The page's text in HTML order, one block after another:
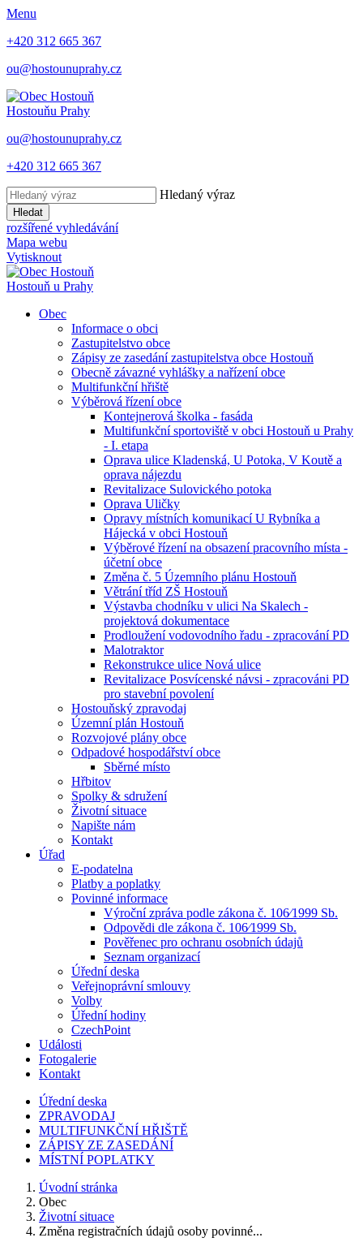
Menu
+420 312 665 367
ou@hostounuprahy.cz
Hostouňu Prahy
ou@hostounuprahy.cz
+420 312 665 367
Hledaný výraz
Hledat
rozšířené vyhledávání
Mapa webu
Vytisknout
Hostouň u Prahy
Obec
Informace o obci
Zastupitelstvo obce
Zápisy ze zasedání zastupitelstva obce Hostouň
Obecně závazné vyhlášky a nařízení obce
Multifunkční hřiště
Výběrová řízení obce
Kontejnerová školka - fasáda
Multifunkční sportoviště v obci Hostouň u Prahy
- I. etapa
Oprava ulice Kladenská, U Potoka, V Koutě a
oprava nájezdu
Revitalizace Sulovického potoka
Oprava Uličky
Opravy místních komunikací U Rybníka a
Hájecká v obci Hostouň
Výběrové řízení na obsazení pracovního místa -
účetní obce
Změna č. 5 Územního plánu Hostouň
Větrání tříd ZŠ Hostouň
Výstavba chodníku v ulici Na Skalech -
projektová dokumentace
Prodloužení vodovodního řadu - zpracování PD
Malotraktor
Rekonstrukce ulice Nová ulice
Revitalizace Posvícenské návsi - zpracováni PD
pro stavební povolení
Hostouňský zpravodaj
Územní plán Hostouň
Rozvojové plány obce
Odpadové hospodářství obce
Sběrné místo
Hřbitov
Spolky & sdružení
Životní situace
Napište nám
Kontakt
Úřad
E-podatelna
Platby a poplatky
Povinné informace
Výroční zpráva podle zákona č. 106⁄1999 Sb.
Odpovědi dle zákona č. 106⁄1999 Sb.
Pověřenec pro ochranu osobních údajů
Seznam organizací
Úřední deska
Veřejnoprávní smlouvy
Volby
Úřední hodiny
CzechPoint
Události
Fotogalerie
Kontakt
Úřední deska
ZPRAVODAJ
MULTIFUNKČNÍ HŘIŠTĚ
ZÁPISY ZE ZASEDÁNÍ
MÍSTNÍ POPLATKY
Úvodní stránka
Obec
Životní situace
Změna registračních údajů osoby povinné...